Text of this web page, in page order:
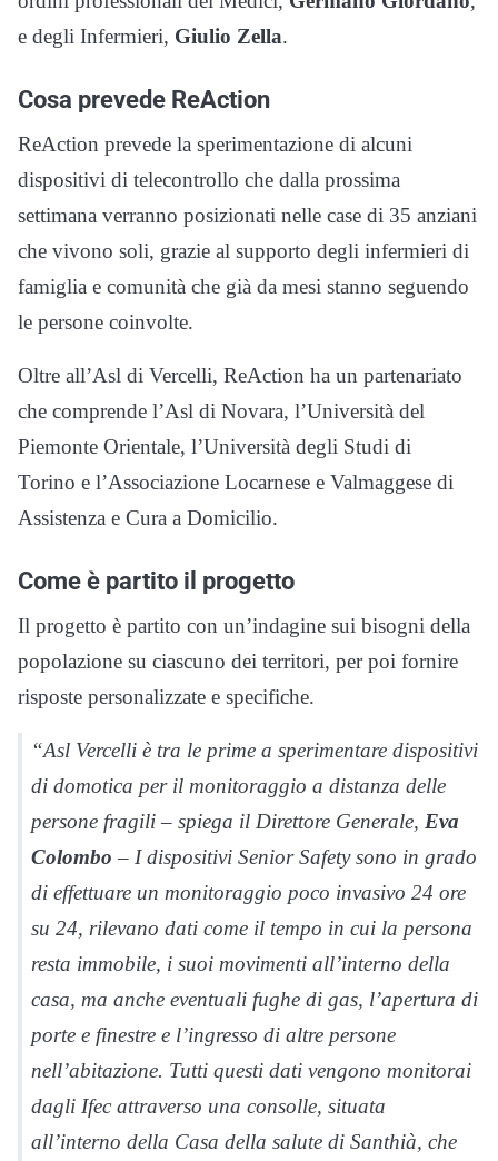
e degli Infermieri, Giulio Zella.
Cosa prevede ReAction
ReAction prevede la sperimentazione di alcuni
dispositivi di telecontrollo che dalla prossima
settimana verranno posizionati nelle case di 35 anziani
che vivono soli, grazie al supporto degli infermieri di
famiglia e comunità che già da mesi stanno seguendo
le persone coinvolte.
Oltre all’Asl di Vercelli, ReAction ha un partenariato
che comprende l’Asl di Novara, l’Università del
Piemonte Orientale, l’Università degli Studi di
Torino e l’Associazione Locarnese e Valmaggese di
Assistenza e Cura a Domicilio.
Come è partito il progetto
Il progetto è partito con un’indagine sui bisogni della
popolazione su ciascuno dei territori, per poi fornire
risposte personalizzate e specifiche.
“Asl Vercelli è tra le prime a sperimentare dispositivi
di domotica per il monitoraggio a distanza delle
persone fragili – spiega il Direttore Generale, Eva
Colombo – I dispositivi Senior Safety sono in grado
di effettuare un monitoraggio poco invasivo 24 ore
su 24, rilevano dati come il tempo in cui la persona
resta immobile, i suoi movimenti all’interno della
casa, ma anche eventuali fughe di gas, l’apertura di
porte e finestre e l’ingresso di altre persone
nell’abitazione. Tutti questi dati vengono monitorai
dagli Ifec attraverso una consolle, situata
all’interno della Casa della salute di Santhià, che